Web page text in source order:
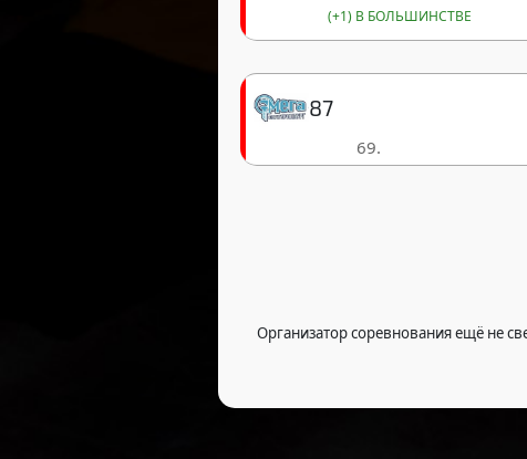
87
69.
(+1) В БОЛЬШИНСТВЕ
Организатор соревнования ещё не